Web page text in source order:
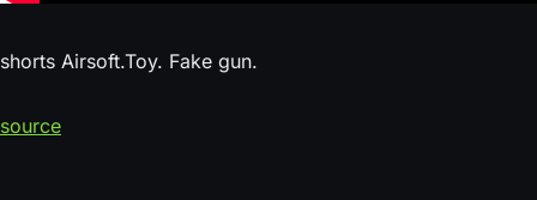
shorts Airsoft.Toy. Fake gun.
source